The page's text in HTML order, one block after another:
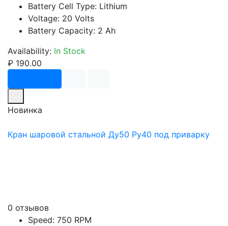
Battery Cell Type: Lithium
Voltage: 20 Volts
Battery Capacity: 2 Ah
Availability: In Stock
₽ 190.00
Новинка
Кран шаровой стальной Ду50 Ру40 под приварку
0 отзывов
Speed: 750 RPM